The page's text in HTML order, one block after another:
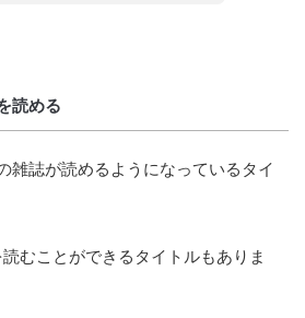
読める
雑誌が読めるようになっているタイ
むことができるタイトルもありま